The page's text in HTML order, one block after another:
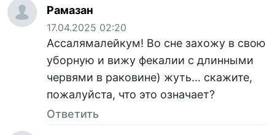
Рамазан
17.04.2025 02:20
Ассалямалейкум! Во сне захожу в свою
уборную и вижу фекалии с длинными
червями в раковине) жуть... скажите,
пожалуйста, что это означает?
Ответить